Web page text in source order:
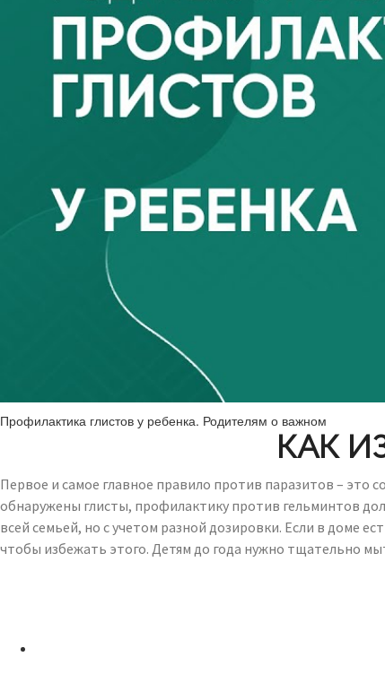
Профилактика глистов у ребенка. Родителям о важном
КАК
Первое и самое главное правило против паразитов – это
обнаружены глисты, профилактику против гельминтов
всей семьей, но с учетом разной дозировки. Если в доме
чтобы избежать этого. Детям до года нужно тщательно